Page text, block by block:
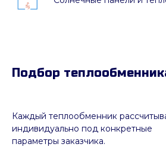
Подбор
Каждый теплообменник
индивидуально под конкретные
параметры заказчика.